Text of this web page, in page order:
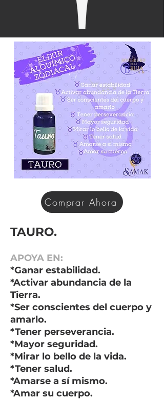
Comprar Ahora
TAURO.
APOYA EN:
*Ganar estabilidad.
*Activar abundancia de la
Tierra.
*Ser conscientes del cuerpo y
amarlo.
*Tener perseverancia.
*Mayor seguridad.
*Mirar lo bello de la vida.
*Tener salud.
*Amarse a sí mismo.
*Amar su cuerpo.